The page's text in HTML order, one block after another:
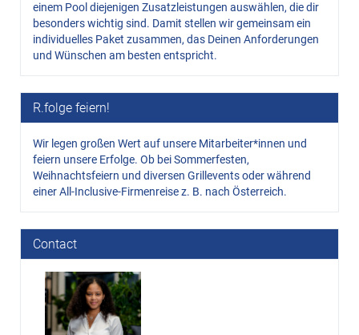
einem Pool diejenigen Zusatzleistungen auswählen, die dir
besonders wichtig sind. Damit stellen wir gemeinsam ein
individuelles Paket zusammen, das Deinen Anforderungen
und Wünschen am besten entspricht.
R.folge feiern!
Wir legen großen Wert auf unsere Mitarbeiter*innen und
feiern unsere Erfolge. Ob bei Sommerfesten,
Weihnachtsfeiern und diversen Grillevents oder während
einer All-Inclusive-Firmenreise z. B. nach Österreich.
Contact